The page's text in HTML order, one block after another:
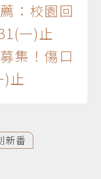
：校園回
一)止
集！傷口
)止
新番